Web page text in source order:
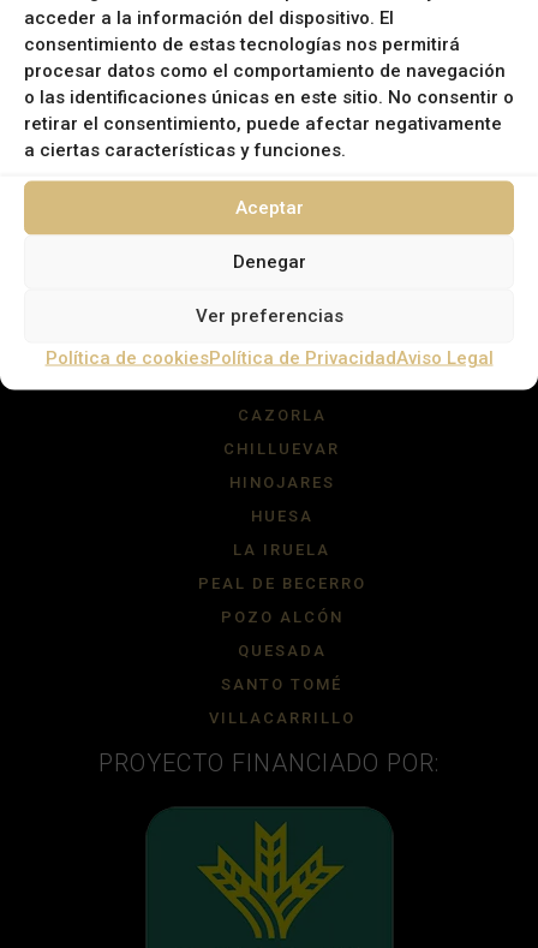
acceder a la información del dispositivo. El
consentimiento de estas tecnologías nos permitirá
procesar datos como el comportamiento de navegación
o las identificaciones únicas en este sitio. No consentir o
retirar el consentimiento, puede afectar negativamente
a ciertas características y funciones.
Aceptar
Denegar
Ver preferencias
Política de cookiesPolítica de PrivacidadAviso Legal
INFORMACIÓN LEGAL
Política de Privacidad
Política de Cookies
MUNICIPIOS
CAZORLA
CHILLUEVAR
HINOJARES
HUESA
LA IRUELA
PEAL DE BECERRO
POZO ALCÓN
QUESADA
SANTO TOMÉ
VILLACARRILLO
PROYECTO FINANCIADO POR: